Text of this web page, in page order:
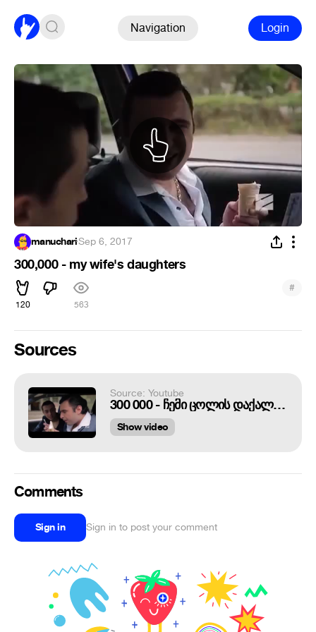
Navigation Login
manuchari·Sep 6, 2017
300,000 - my wife's daughters
120 563
#
Sources
Source: Youtube
300 000 - ჩემი ცოლის დაქალები
Show video
Comments
Sign in Sign in to post your comment